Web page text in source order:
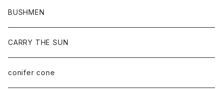
BUSHMEN
CARRY THE SUN
conifer cone